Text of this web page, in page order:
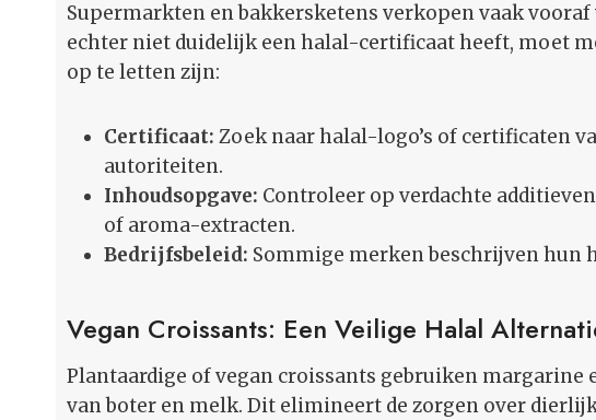
Supermarkten en bakkersketens verkopen vaak
echter niet duidelijk een halal-certificaat heeft, moet
op te letten zijn:
Certificaat: Zoek naar halal-logo’s of certificaten
autoriteiten.
Inhoudsopgave: Controleer op verdachte
of aroma-extracten.
Bedrijfsbeleid: Sommige merken beschrijven hun
Vegan Croissants: Een Veilige Halal
Plantaardige of vegan croissants gebruiken
van boter en melk. Dit elimineert de zorgen over